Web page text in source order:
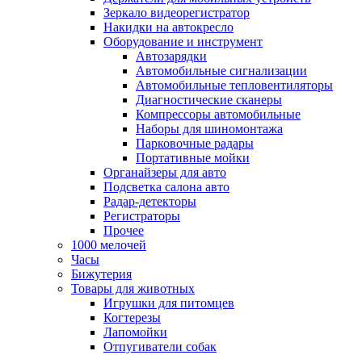
Зеркало видеорегистратор
Накидки на автокресло
Оборудование и инструмент
Автозарядки
Автомобильные сигнализации
Автомобильные тепловентиляторы
Диагностические сканеры
Компрессоры автомобильные
Наборы для шиномонтажа
Парковочные радары
Портативные мойки
Органайзеры для авто
Подсветка салона авто
Радар-детекторы
Регистраторы
Прочее
1000 мелочей
Часы
Бижутерия
Товары для животных
Игрушки для питомцев
Когтерезы
Лапомойки
Отпугиватели собак